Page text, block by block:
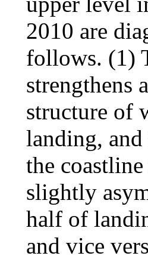
2010 are
follows. (1)
strengthens
structure of
landing, and
the
slightly
half of
and vice